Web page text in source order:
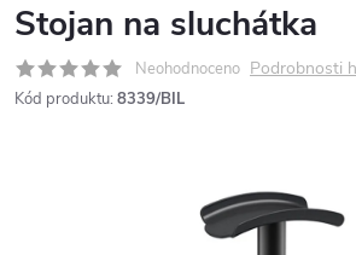
Stojan na sluchátka
Neohodnoceno Podrobnosti
Kód produktu: 8339/BIL